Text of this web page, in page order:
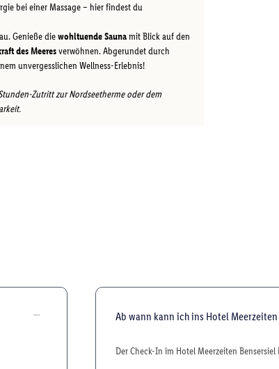
bei einer Massage – hier findest du
Genieße diewohltuende Saunamit Blick auf den
des Meeresverwöhnen. Abgerundet durch
unvergesslichen Wellness-Erlebnis!
Zutritt zur Nordseetherme oder dem
Ab wann kann ich ins Hotel
Der Check-In im Hotel Meerzeiten